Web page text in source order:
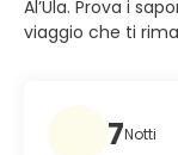
Al’Ula. Prova i
viaggio che ti
7Notti